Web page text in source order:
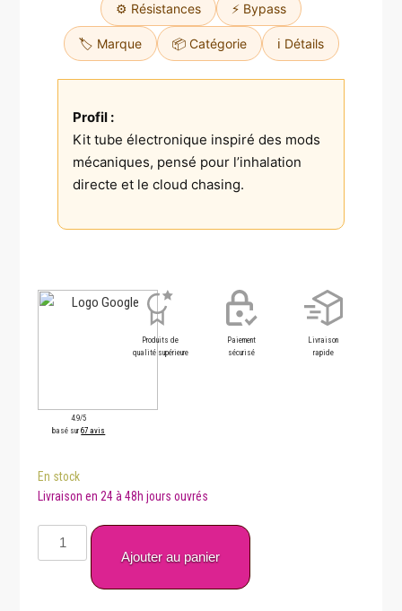
⚙️ Résistances ⚡ Bypass
🏷️ Marque 📦 Catégorie ℹ️ Détails
Profil :
Kit tube électronique inspiré des mods
mécaniques, pensé pour l’inhalation
directe et le cloud chasing.
4.9/5
basé sur67 avis
Produits de
qualité supérieure
Paiement
sécurisé
Livraison
rapide
En stock
quantité
de
Ajouter au panier